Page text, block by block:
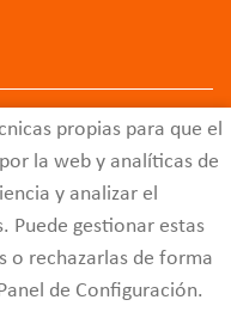
propias para que el
la web y analíticas de
y analizar el
Puede gestionar estas
o rechazarlas de forma
de Configuración.